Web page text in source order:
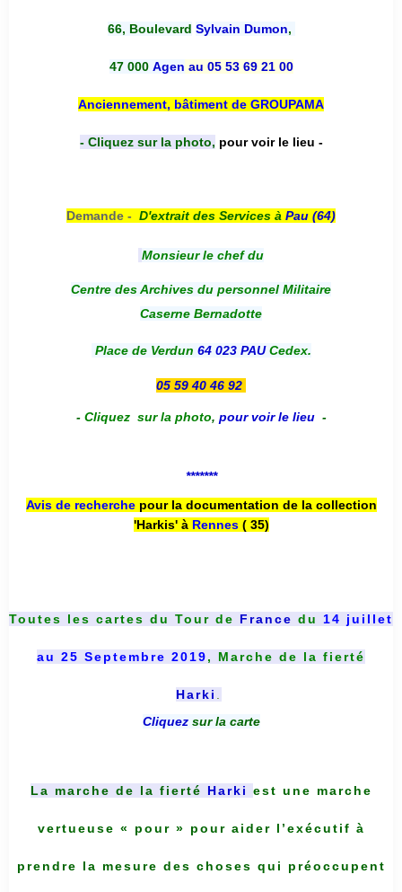
66, Boulevard Sylvain Dumon,
47 000 Agen au 05 53 69 21 00
Anciennement, bâtiment de GROUPAMA
- Cliquez sur la photo, pour voir le lieu -
Demande - D'extrait des Services à Pau (64)
Monsieur le chef du
Centre des Archives du personnel Militaire
Caserne Bernadotte
Place de Verdun 64 023 PAUCedex.
05 59 40 46 92
- Cliquez sur la photo, pour voir le lieu -
*******
Avis de recherche pour la documentation de la collection
'Harkis' à Rennes( 35)
Toutes les cartes du Tour de France du 14 juillet
au 25 Septembre 2019, Marche de la fierté
Harki
Cliquez sur la carte
La marche de la fierté Harki est une marche
vertueuse « pour » pour aider l’exécutif à
prendre la mesure des choses qui préoccupent